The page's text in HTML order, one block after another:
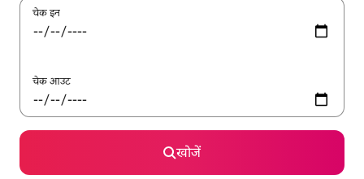
चेक इन
चेक आउट
खोजें